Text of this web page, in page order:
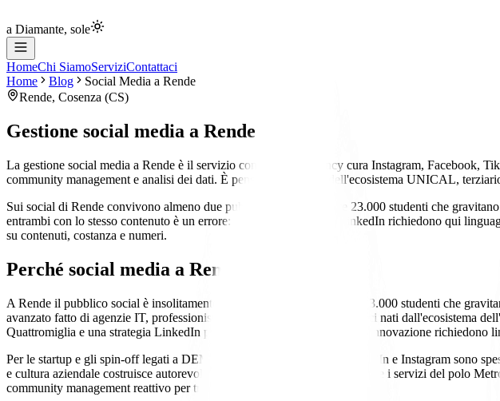
a Diamante, sole
HomeChi SiamoServiziContattaci
Home
Blog Social Media a Rende
Rende, Cosenza (CS)
Gestione social media a Rende
La gestione social media a Rende è il servizio con cui Crio Agency cura Instagram, Facebook,
community management e analisi dei dati. È pensata per startup dell'ecosistema UNICAL,
Sui social di Rende convivono almeno due pubblici distinti: gli oltre 23.000 studenti che
entrambi con lo stesso contenuto è un errore: Instagram, TikTok e LinkedIn richiedono qui
su contenuti, costanza e numeri.
Perché social media a Rende
A Rende il pubblico social è insolitamente segmentato: da un lato oltre 23.000 studenti che
avanzato fatto di agenzie IT, professionisti e numerosi spin-off tecnologici nati dall'ecosistema
Quattromiglia e una strategia LinkedIn per uno spin-off del Palazzo dell'Innovazione richiedono
Per le startup e gli spin-off legati a DEMACS, DIMES e DIMEG, LinkedIn e Instagram sono
e cultura aziendale costruisce autorevolezza dove conta. Per il commercio e i servizi del polo
community management reattivo per trasformare follower in clienti reali.